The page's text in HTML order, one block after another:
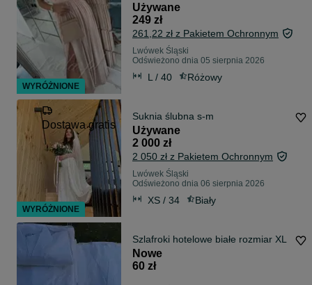
Używane
249 zł
261,22 zł z Pakietem Ochronnym
Lwówek Śląski
Odświeżono dnia 05 sierpnia 2026
L / 40 Różowy
Dostawa gratis
Suknia ślubna s-m
Używane
2 000 zł
2 050 zł z Pakietem Ochronnym
Lwówek Śląski
Odświeżono dnia 06 sierpnia 2026
XS / 34 Biały
Szlafroki hotelowe białe rozmiar XL
Nowe
60 zł
WYRÓŻNIONE
WYRÓŻNIONE